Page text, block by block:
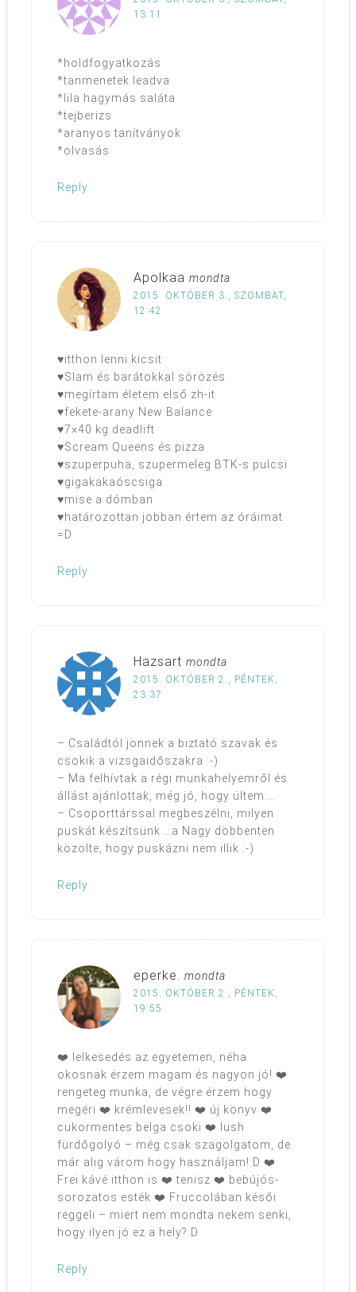
13:11
*holdfogyatkozás
*tanmenetek leadva
*lila hagymás saláta
*tejberizs
*aranyos tanítványok
*olvasás
Reply
Apolkaa mondta
2015. OKTÓBER 3., SZOMBAT,
12:42
♥itthon lenni kicsit
♥Slam és barátokkal sörözés
♥megírtam életem első zh-it
♥fekete-arany New Balance
♥7×40 kg deadlift
♥Scream Queens és pizza
♥szuperpuha, szupermeleg BTK-s pulcsi
♥gigakakaóscsiga
♥mise a dómban
♥határozottan jobban értem az óráimat
=D
Reply
Hazsart mondta
2015. OKTÓBER 2., PÉNTEK,
23:37
– Családtól jönnek a biztató szavak és
csokik a vizsgaidőszakra :-)
– Ma felhívtak a régi munkahelyemről és
állást ajánlottak, még jó, hogy ültem….
– Csoporttárssal megbeszélni, milyen
puskát készítsünk …a Nagy döbbenten
közölte, hogy puskázni nem illik :-)
Reply
eperke. mondta
2015. OKTÓBER 2., PÉNTEK,
19:55
❤️ lelkesedés az egyetemen, néha
okosnak érzem magam és nagyon jó! ❤️
rengeteg munka, de végre érzem hogy
megéri ❤️ krémlevesek!! ❤️ új könyv ❤️
cukormentes belga csoki ❤️ lush
fürdőgolyó – még csak szagolgatom, de
már alig várom hogy használjam!:D ❤️
Frei kávé itthon is ❤️ tenisz ❤️ bebújós-
sorozatos esték ❤️ Fruccolában késői
reggeli – miert nem mondta nekem senki,
hogy ilyen jó ez a hely?:D
Reply